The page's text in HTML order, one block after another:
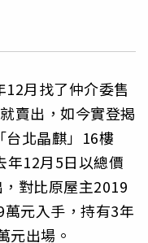
月找了仲介委售
賣出，如今實登揭
台北晶麒」16樓
年12月5日以總價
對比原屋主2019
元入手，持有3年
元出場。